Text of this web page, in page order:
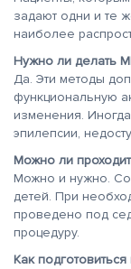
задают одни и те
наиболее
Нужно ли делать
Да. Эти методы
функциональную
изменения.
эпилепсии,
Можно ли
Можно и нужно.
детей. При
проведено под
процедуру.
Как